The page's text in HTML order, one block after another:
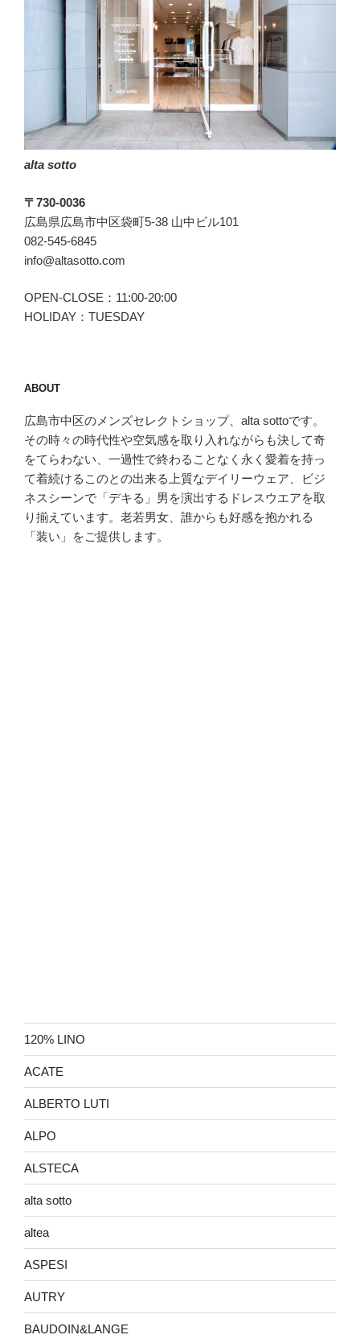
な
ん
で
T)”
の
alta sotto
〒730-0036
広島県広島市中区袋町5-38 山中ビル101
082-545-6845
info@altasotto.com
OPEN-CLOSE：11:00-20:00
HOLIDAY：TUESDAY
ABOUT
広島市中区のメンズセレクトショップ、alta sottoです。
その時々の時代性や空気感を取り入れながらも決して奇
をてらわない、一過性で終わることなく永く愛着を持っ
て着続けるこのとの出来る上質なデイリーウェア、ビジ
ネスシーンで「デキる」男を演出するドレスウエアを取
り揃えています。老若男女、誰からも好感を抱かれる
「装い」をご提供します。
120% LINO
ACATE
ALBERTO LUTI
ALPO
ALSTECA
alta sotto
altea
ASPESI
AUTRY
BAUDOIN&LANGE